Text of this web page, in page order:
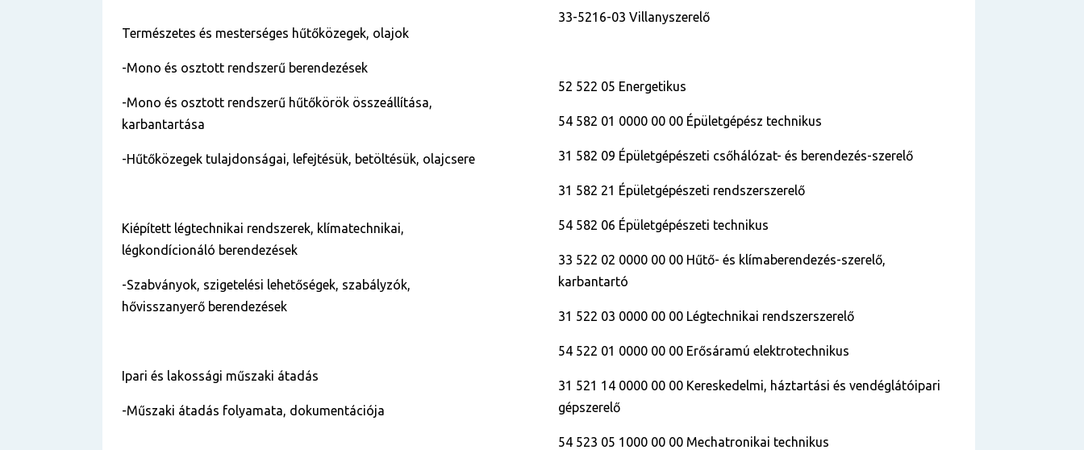
Természetes és mesterséges hűtőközegek, olajok
-Mono és osztott rendszerű berendezések
-Mono és osztott rendszerű hűtőkörök összeállítása,
karbantartása
-Hűtőközegek tulajdonságai, lefejtésük, betöltésük, olajcsere
Kiépített légtechnikai rendszerek, klímatechnikai,
légkondícionáló berendezések
-Szabványok, szigetelési lehetőségek, szabályzók,
hővisszanyerő berendezések
Ipari és lakossági műszaki átadás
-Műszaki átadás folyamata, dokumentációja
33-5216-03 Villanyszerelő
52 522 05 Energetikus
54 582 01 0000 00 00 Épületgépész technikus
31 582 09 Épületgépészeti csőhálózat- és berendezés-szerelő
31 582 21 Épületgépészeti rendszerszerelő
54 582 06 Épületgépészeti technikus
33 522 02 0000 00 00 Hűtő- és klímaberendezés-szerelő,
karbantartó
31 522 03 0000 00 00 Légtechnikai rendszerszerelő
54 522 01 0000 00 00 Erősáramú elektrotechnikus
31 521 14 0000 00 00 Kereskedelmi, háztartási és vendéglátóipari
gépszerelő
54 523 05 1000 00 00 Mechatronikai technikus